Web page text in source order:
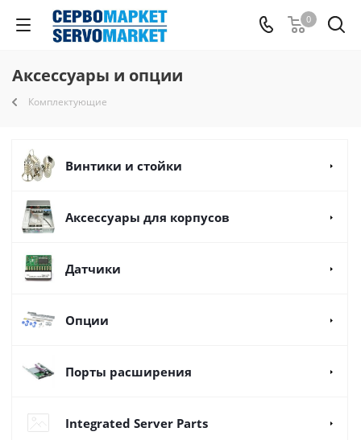
0
Аксессуары и опции
Комплектующие
Винтики и стойки
Аксессуары для корпусов
Датчики
Опции
Порты расширения
Integrated Server Parts